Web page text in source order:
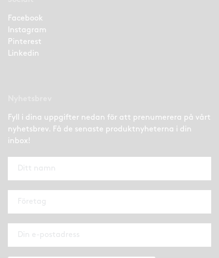
Facebook
Instagram
Pinterest
Linkedin
Fyll i dina uppgifter nedan för att prenumerera på vårt
nyhetsbrev. Få de senaste produktnyheterna i din
inbox!